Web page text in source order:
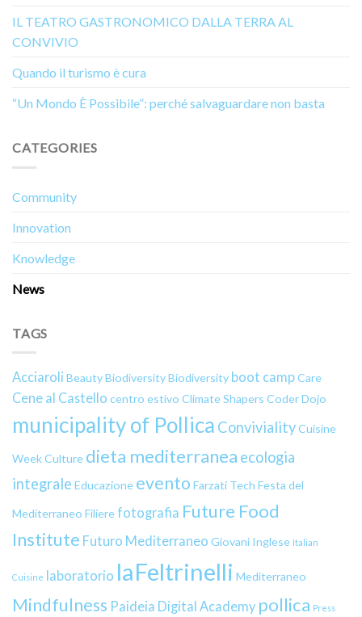
IL TEATRO GASTRONOMICO DALLA TERRA AL
CONVIVIO
Quando il turismo è cura
“Un Mondo È Possibile”: perché salvaguardare non basta
CATEGORIES
Community
Innovation
Knowledge
News
TAGS
Acciaroli BeautyBiodiversityBiodiversity boot campCare
Cene al Castello centro estivo Climate Shapers Coder Dojo
municipality of Pollica ConvivialityCuisine
WeekCulture dieta mediterranea ecologia
integrale Educazione evento Farzati Tech Festa del
Mediterraneo Filierefotografia Future Food
Institute Futuro Mediterraneo Giovani Inglese Italian
Cuisine laboratorio laFeltrinelli Mediterraneo
Mindfulness Paideia Digital Academy pollica Press